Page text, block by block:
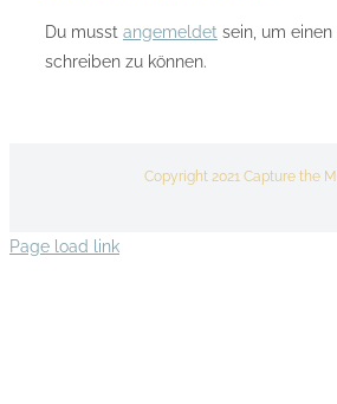
Du musst angemeldet sein, um
schreiben zu können.
Copyright 2021 Capture the
Page load link